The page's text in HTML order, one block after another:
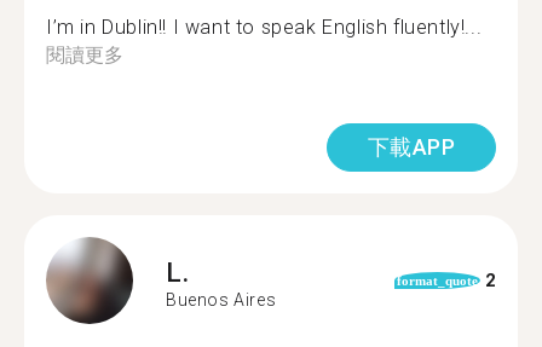
I’m in Dublin!! I want to speak English fluently!...
閱讀更多
下載APP
L.
Buenos Aires
format_quote 2